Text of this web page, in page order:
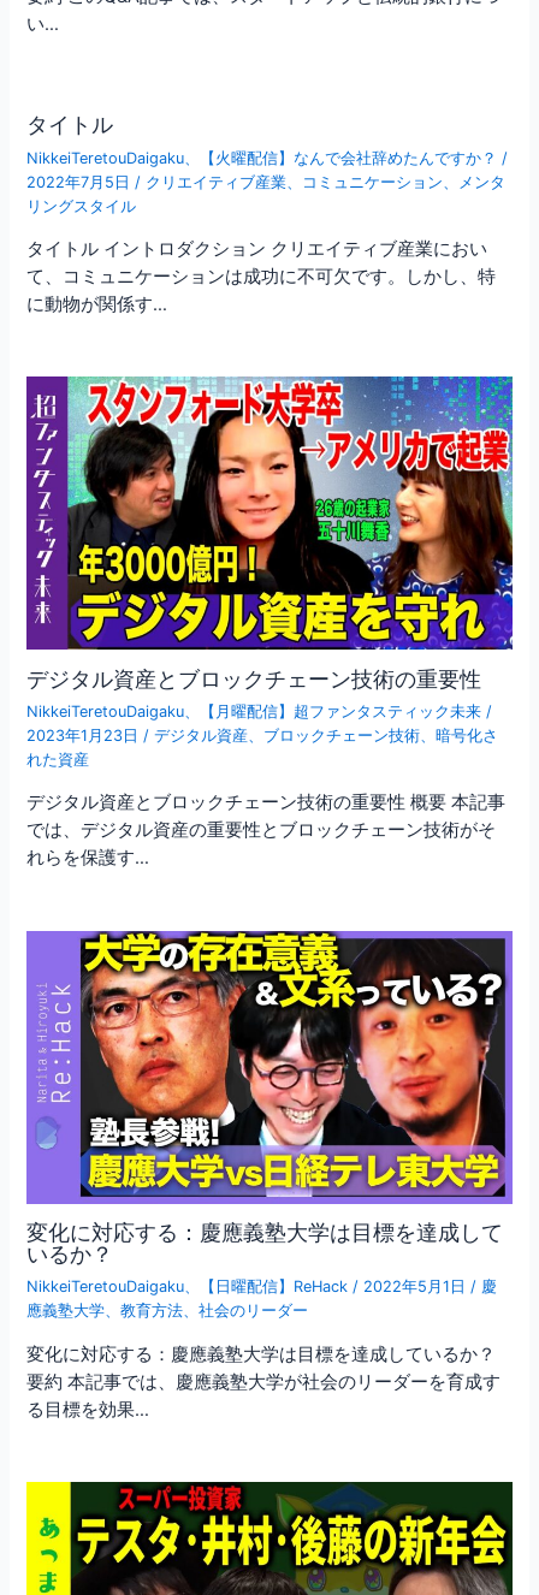
い…
タイトル
NikkeiTeretouDaigaku 【火曜配信】なんで会社辞めたんですか？ /
2022年7月5日 / クリエイティブ産業 コミュニケーション
メンタ
リングスタイル
タイトル イントロダクション クリエイティブ産業におい
て、コミュニケーションは成功に不可欠です。しかし、特
に動物が関係す…
デジタル資産とブロックチェーン技術の重要性
NikkeiTeretouDaigaku 【月曜配信】超ファンタスティック未来 /
2023年1月23日 /デジタル資産 ブロックチェーン技術 、暗号化さ
れた資産
デジタル資産とブロックチェーン技術の重要性 概要 本記事
では、デジタル資産の重要性とブロックチェーン技術がそ
れらを保護す…
変化に対応する：慶應義塾大学は目標を達成して
いるか？
NikkeiTeretouDaigaku、 【日曜配信】ReHack / 2022年5月1日 / 慶
應義塾大学、教育方法、社会のリーダー
変化に対応する：慶應義塾大学は目標を達成しているか？
要約 本記事では、慶應義塾大学が社会のリーダーを育成す
る目標を効果…